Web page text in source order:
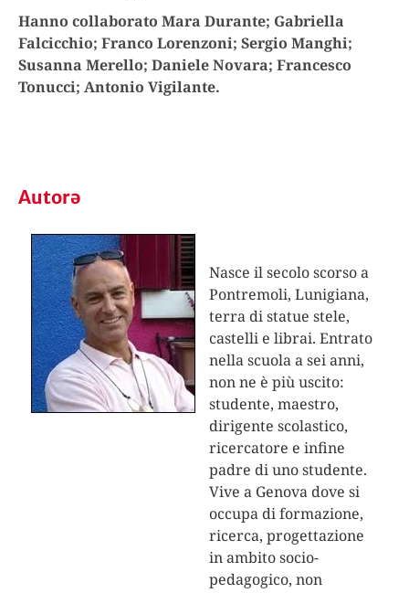
Hanno collaborato Mara Durante; Gabriella
Falcicchio; Franco Lorenzoni; Sergio Manghi;
Susanna Merello; Daniele Novara; Francesco
Tonucci; Antonio Vigilante.
Autorə
Nasce il secolo scorso a
Pontremoli, Lunigiana,
terra di statue stele,
castelli e librai. Entrato
nella scuola a sei anni,
non ne è più uscito:
studente, maestro,
dirigente scolastico,
ricercatore e infine
padre di uno studente.
Vive a Genova dove si
occupa di formazione,
ricerca, progettazione
in ambito socio-
pedagogico, non